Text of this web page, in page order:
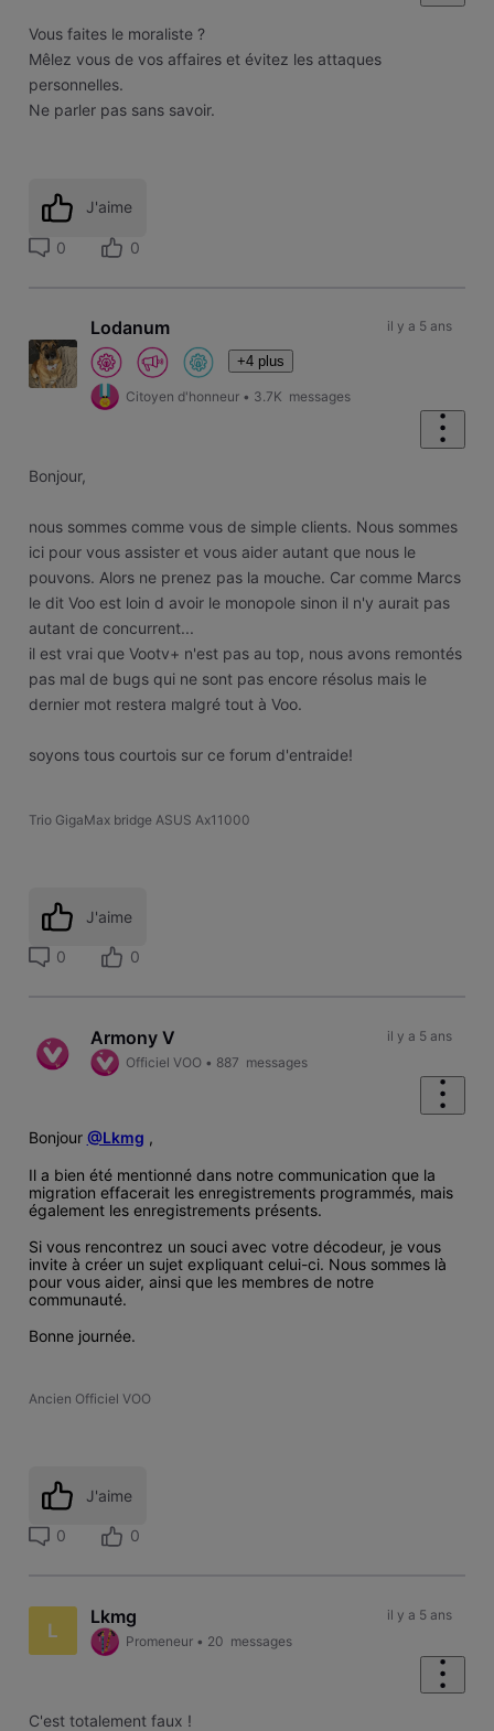
Vous faites le moraliste ?
Mêlez vous de vos affaires et évitez les attaques
personnelles.
Ne parler pas sans savoir.
J'aime
0 0
Lodanum
+4 plus
Citoyen d'honneur • 3.7K messages
il y a 5 ans
Bonjour,
nous sommes comme vous de simple clients. Nous sommes
ici pour vous assister et vous aider autant que nous le
pouvons. Alors ne prenez pas la mouche. Car comme Marcs
le dit Voo est loin d avoir le monopole sinon il n'y aurait pas
autant de concurrent...
il est vrai que Vootv+ n'est pas au top, nous avons remontés
pas mal de bugs qui ne sont pas encore résolus mais le
dernier mot restera malgré tout à Voo.
soyons tous courtois sur ce forum d'entraide!
Trio GigaMax bridge ASUS Ax11000
J'aime
0 0
Armony V
Officiel VOO • 887 messages
il y a 5 ans
Bonjour @Lkmg ,
Il a bien été mentionné dans notre communication que la
migration effacerait les enregistrements programmés, mais
également les enregistrements présents.
Si vous rencontrez un souci avec votre décodeur, je vous
invite à créer un sujet expliquant celui-ci. Nous sommes là
pour vous aider, ainsi que les membres de notre
communauté.
Bonne journée.
Ancien Officiel VOO
J'aime
0 0
L
Lkmg
Promeneur • 20 messages
il y a 5 ans
C'est totalement faux !